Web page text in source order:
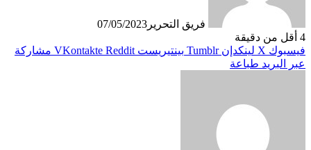
فريق التحرير 07/05/2023
4 أقل من دقيقة
فيسبوك X لينكدإن بينتيريست
مشاركة
عبر البريد طباعة